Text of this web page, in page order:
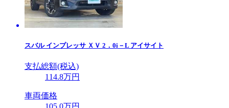
スバル インプレッサ ＸＶ 2．0i－L アイサイト
支払総額(税込)
114.8万円
車両価格
105.0万円